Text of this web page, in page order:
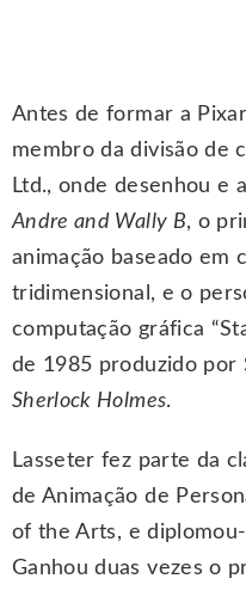
Antes de formar a
membro da divisão de
Ltd., onde desenhou e
Andre and Wally B, o
animação baseado em
tridimensional, e o
computação gráfica
de 1985 produzido por
Sherlock Holmes.
Lasseter fez parte da
de Animação de
of the Arts, e
Ganhou duas vezes o